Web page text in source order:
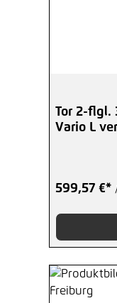
Tor 2-flgl.
Vario L
599,57 €*